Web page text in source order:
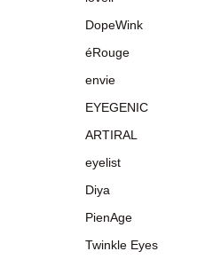
DopeWink
éRouge
envie
EYEGENIC
ARTIRAL
eyelist
Diya
PienAge
Twinkle Eyes